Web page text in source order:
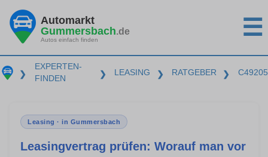
Automarkt
Gummersbach.de
Autos einfach finden ☰
❯
EXPERTEN-
FINDEN
❯ LEASING ❯ RATGEBER ❯ C49205
Leasing · in Gummersbach
Leasingvertrag prüfen: Worauf man vor